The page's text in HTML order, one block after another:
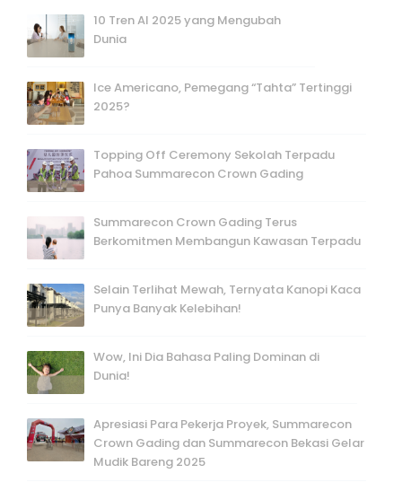
10 Tren AI 2025 yang Mengubah
Dunia
Ice Americano, Pemegang “Tahta” Tertinggi
2025?
Topping Off Ceremony Sekolah Terpadu
Pahoa Summarecon Crown Gading
Summarecon Crown Gading Terus
Berkomitmen Membangun Kawasan Terpadu
Selain Terlihat Mewah, Ternyata Kanopi Kaca
Punya Banyak Kelebihan!
Wow, Ini Dia Bahasa Paling Dominan di
Dunia!
Apresiasi Para Pekerja Proyek, Summarecon
Crown Gading dan Summarecon Bekasi Gelar
Mudik Bareng 2025